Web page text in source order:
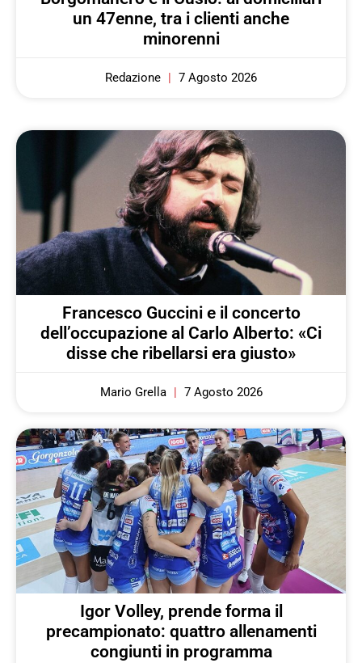
un 47enne, tra i clienti anche
minorenni
Redazione 7 Agosto 2026
Francesco Guccini e il concerto
dell’occupazione al Carlo Alberto: «Ci
disse che ribellarsi era giusto»
Mario Grella 7 Agosto 2026
Igor Volley, prende forma il
precampionato: quattro allenamenti
congiunti in programma